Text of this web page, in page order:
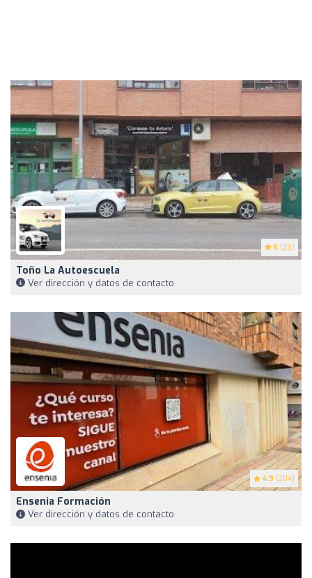
5 (28)
Toño La Autoescuela
Ver dirección y datos de contacto
4.9 (204)
Ensenia Formación
Ver dirección y datos de contacto